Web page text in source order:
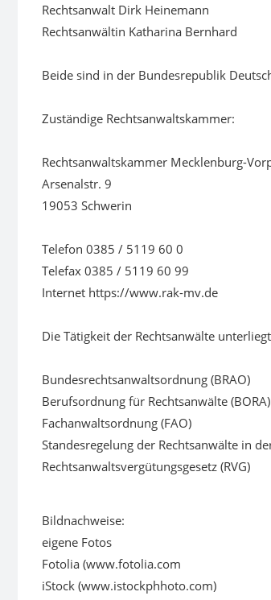
Rechtsanwalt Dirk Heinemann
Rechtsanwältin Katharina Bernhard
Beide sind in der Bundesrepublik
Zuständige Rechtsanwaltskammer:
Rechtsanwaltskammer Mecklenburg-
Arsenalstr. 9
19053 Schwerin
Telefon 0385 / 5119 60 0
Telefax 0385 / 5119 60 99
Internet https://www.rak-mv.de
Die Tätigkeit der Rechtsanwälte
Bundesrechtsanwaltsordnung (BRAO)
Berufsordnung für Rechtsanwälte (BORA)
Fachanwaltsordnung (FAO)
Standesregelung der Rechtsanwälte in
Rechtsanwaltsvergütungsgesetz (RVG)
Bildnachweise:
eigene Fotos
Fotolia (www.fotolia.com
iStock (www.istockphhoto.com)